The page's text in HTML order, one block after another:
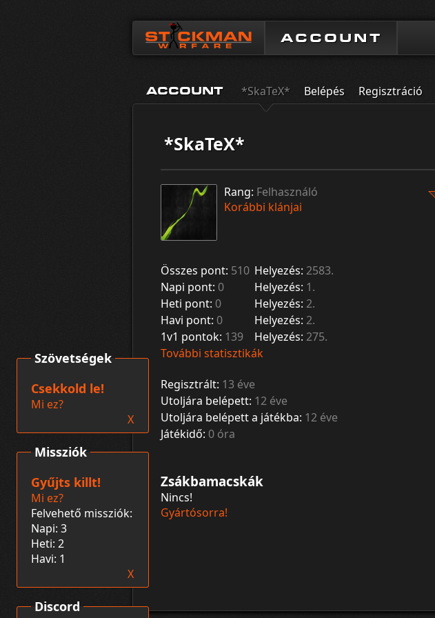
ACCOUNT
ACCOUNT *SkaTeX* Belépés Regisztráció
*SkaTeX*
Rang: Felhasználó
Korábbi klánjai
Összes pont: 510 Helyezés: 2583.
Napi pont: 0 Helyezés: 1.
Heti pont: 0 Helyezés: 2.
Havi pont: 0 Helyezés: 2.
1v1 pontok: 139 Helyezés: 275.
További statisztikák
Regisztrált: 13 éve
Utoljára belépett: 12 éve
Utoljára belépett a játékba: 12 éve
Játékidő: 0 óra
Zsákbamacskák
Nincs!
Gyártósorra!
Discord
Missziók
Gyűjts killt!
Mi ez?
Felvehető missziók:
Napi: 3
Heti: 2
Havi: 1
X
Szövetségek
Csekkold le!
Mi ez?
X